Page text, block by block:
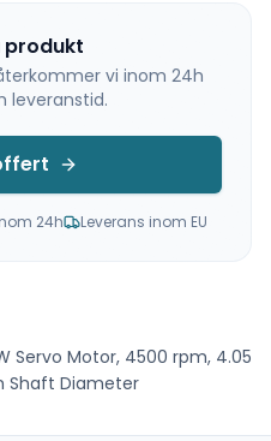
produkt
vi inom 24h
leveranstid.
24h Leverans inom EU
Servo Motor, 4500 rpm, 4.05
Shaft Diameter